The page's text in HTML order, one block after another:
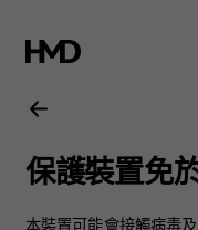
Nokia
G11
Plus
用
保護裝置免
本裝置可能會接觸病毒